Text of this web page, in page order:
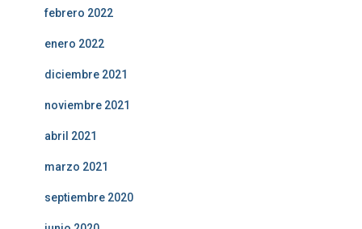
febrero 2022
enero 2022
diciembre 2021
noviembre 2021
abril 2021
marzo 2021
septiembre 2020